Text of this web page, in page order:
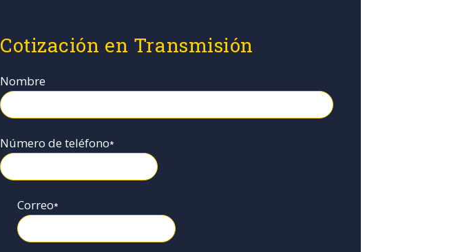
Cotización en Transmisión
Nombre
Número de teléfono*
Correo*